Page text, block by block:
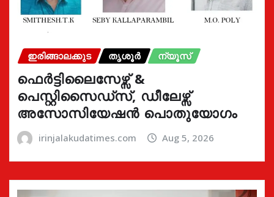
ഇരിങ്ങാലക്കുട തൃശൂർ ന്യൂസ്
ഫെർട്ടിലൈസേഴ്സ് &
പെസ്റ്റിസൈഡ്സ്, ഡീലേഴ്സ്
അസോസിയേഷൻ പൊതുയോഗം
irinjalakudatimes.com Aug 5, 2026